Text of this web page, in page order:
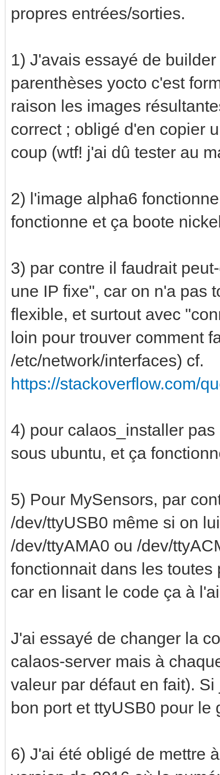
propres entrées/sorties.
1) J'avais essayé de
parenthèses yocto c'est
raison les images
correct ; obligé d'en copier
coup (wtf! j'ai dû tester au
2) l'image alpha6
fonctionne et ça boote
3) par contre il faudrait
une IP fixe", car on n'a pas
flexible, et surtout avec
loin pour trouver comment
/etc/network/interfaces) cf.
https://stackoverflow.com/
4) pour calaos_installer
sous ubuntu, et ça
5) Pour MySensors, par
/dev/ttyUSB0 même si on
/dev/ttyAMA0 ou /dev/
fonctionnait dans les
car en lisant le code ça à
J'ai essayé de changer la
calaos-server mais à
valeur par défaut en fait).
bon port et ttyUSB0 pour
6) J'ai été obligé de mettre